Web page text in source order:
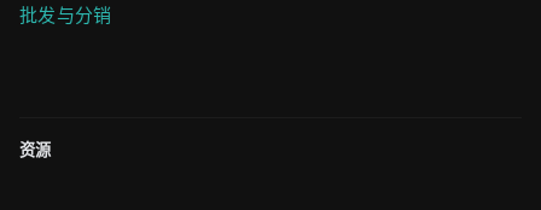
批发与分销
资源